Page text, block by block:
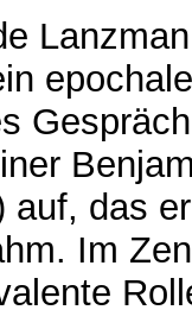
auf, das
Im